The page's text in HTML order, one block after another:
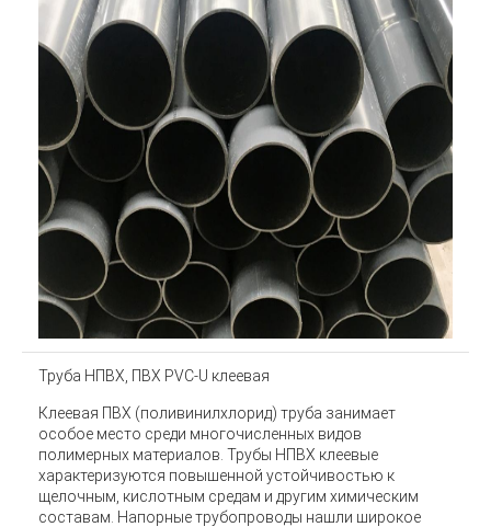
Труба НПВХ, ПВХ PVC-U клеевая
Клеевая ПВХ (поливинилхлорид) труба занимает
особое место среди многочисленных видов
полимерных материалов. Трубы НПВХ клеевые
характеризуются повышенной устойчивостью к
щелочным, кислотным средам и другим химическим
составам. Напорные трубопроводы нашли широкое